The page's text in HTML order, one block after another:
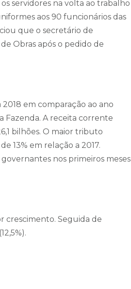
servidores na volta ao trabalho
aos 90 funcionários das
que o secretário de
Obras após o pedido de
em comparação ao ano
Fazenda. A receita corrente
bilhões. O maior tributo
13% em relação a 2017.
nos primeiros meses
crescimento. Seguida de